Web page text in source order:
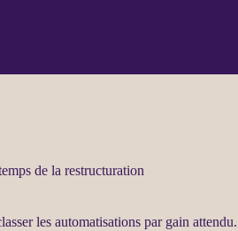
de la restructuration
les automatisations par gain attendu.